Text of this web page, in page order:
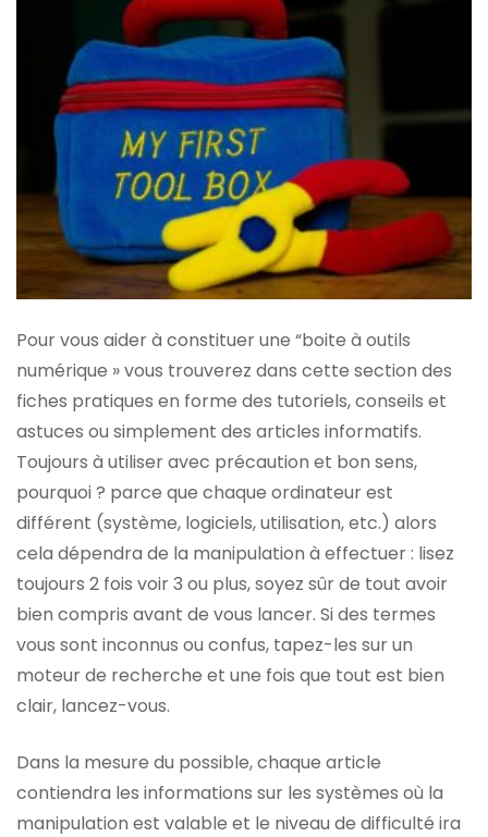
Pour vous aider à constituer une “boite à outils
numérique » vous trouverez dans cette section des
fiches pratiques en forme des tutoriels, conseils et
astuces ou simplement des articles informatifs.
Toujours à utiliser avec précaution et bon sens,
pourquoi ? parce que chaque ordinateur est
différent (système, logiciels, utilisation, etc.) alors
cela dépendra de la manipulation à effectuer : lisez
toujours 2 fois voir 3 ou plus, soyez sûr de tout avoir
bien compris avant de vous lancer. Si des termes
vous sont inconnus ou confus, tapez-les sur un
moteur de recherche et une fois que tout est bien
clair, lancez-vous.
Dans la mesure du possible, chaque article
contiendra les informations sur les systèmes où la
manipulation est valable et le niveau de difficulté ira